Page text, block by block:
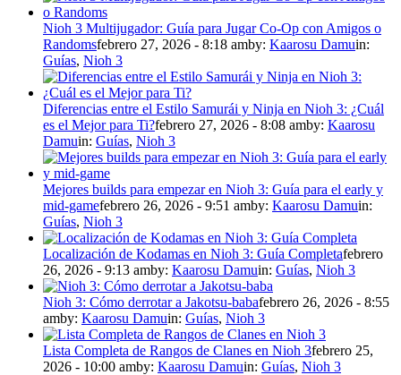
Nioh 3 Multijugador: Guía para Jugar Co-Op con Amigos o
Randomsfebrero 27, 2026 - 8:18 amby: Kaarosu Damuin:
Guías, Nioh 3
Diferencias entre el Estilo Samurái y Ninja en Nioh 3: ¿Cuál
es el Mejor para Ti?febrero 27, 2026 - 8:08 amby: Kaarosu
Damuin: Guías, Nioh 3
Mejores builds para empezar en Nioh 3: Guía para el early y
mid-gamefebrero 26, 2026 - 9:51 amby: Kaarosu Damuin:
Guías, Nioh 3
Localización de Kodamas en Nioh 3: Guía Completafebrero
26, 2026 - 9:13 amby: Kaarosu Damuin: Guías, Nioh 3
Nioh 3: Cómo derrotar a Jakotsu-babafebrero 26, 2026 - 8:55
amby: Kaarosu Damuin: Guías, Nioh 3
Lista Completa de Rangos de Clanes en Nioh 3febrero 25,
2026 - 10:00 amby: Kaarosu Damuin: Guías, Nioh 3